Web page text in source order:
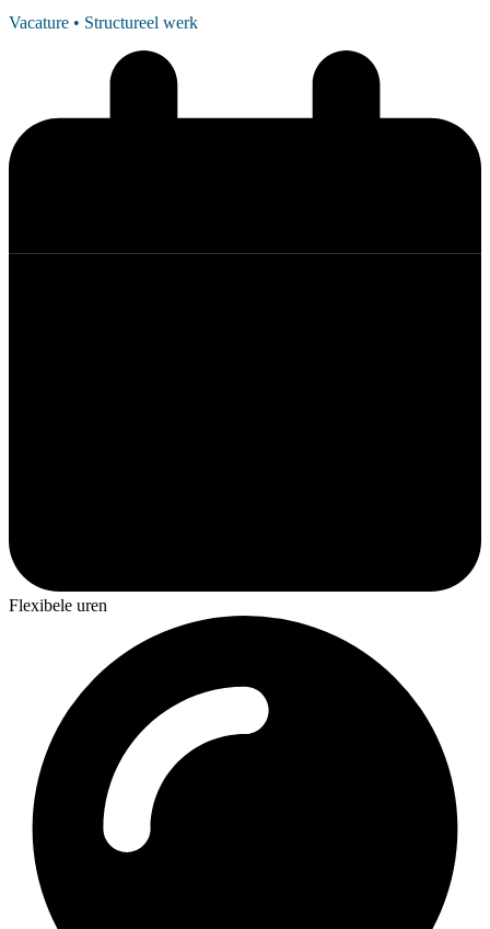
Vacature • Structureel werk
Flexibele uren